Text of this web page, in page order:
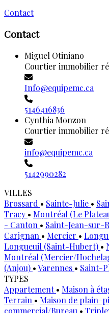
Contact
Contact
Miguel Otiniano
Courtier immobilier
Info@equipemc.ca
5146416836
Cynthia Monzon
Courtier immobilier
info@equipemc.ca
5142990282
VILLES
Brossard • Sainte-Julie •
Tracy • Montréal (Le
- Canton • Saint-Jean-sur-
Carignan • Mercier •
Longueuil (Saint-Hubert) •
Montréal (Mercier/
(Anjou) •Varennes • Saint-
TYPES
Appartement• Maison à
Terrain • Maison de plain-
commercial/Bureau •